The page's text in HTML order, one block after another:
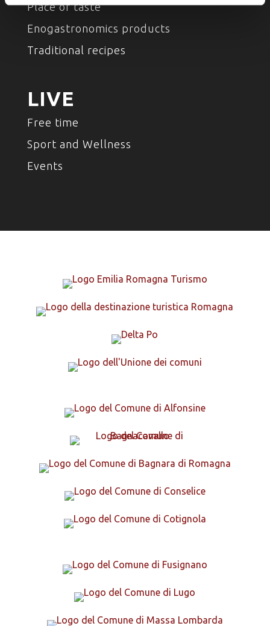
Place of taste
Enogastronomics products
Traditional recipes
LIVE
Free time
Sport and Wellness
Events